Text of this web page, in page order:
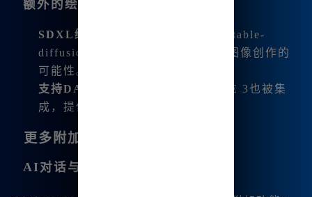
额外的绘图工具
SDXL绘图免费使用
：支持最新的Stable-
diffusion绘图功能，进一步扩展了图像创作的
可能性。
支持DALL-E 3
：最新版的DALL-E 3也被集
成，提供更加高效的图像生成能力。
更多附加功能
AI对话与音乐生成